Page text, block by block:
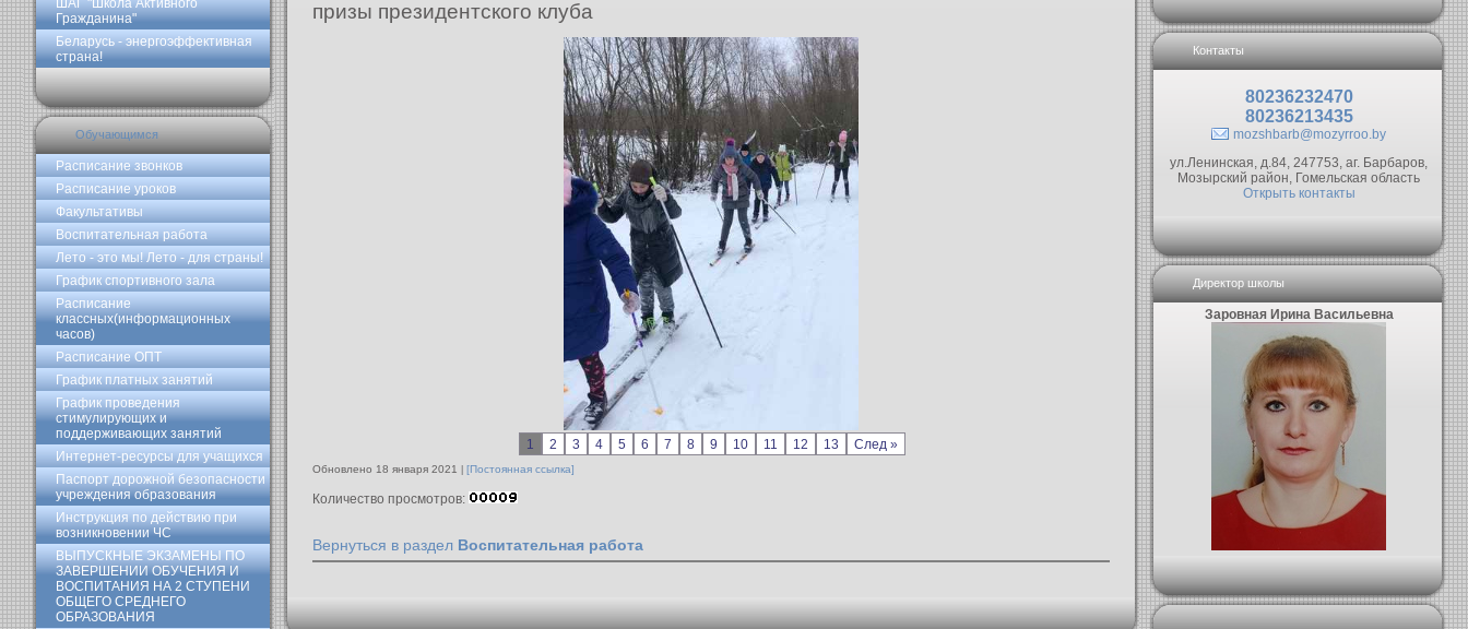
ШАГ "Школа Активного
Гражданина"
Беларусь - энергоэффективная
страна!
Обучающимся
Расписание звонков
Расписание уроков
Факультативы
Воспитательная работа
Лето - это мы! Лето - для страны!
График спортивного зала
Расписание
классных(информационных
часов)
Расписание ОПТ
График платных занятий
График проведения
стимулирующих и
поддерживающих занятий
Интернет-ресурсы для учащихся
Паспорт дорожной безопасности
учреждения образования
Инструкция по действию при
возникновении ЧС
ВЫПУСКНЫЕ ЭКЗАМЕНЫ ПО
ЗАВЕРШЕНИИ ОБУЧЕНИЯ И
ВОСПИТАНИЯ НА 2 СТУПЕНИ
ОБЩЕГО СРЕДНЕГО
ОБРАЗОВАНИЯ
призы президентского клуба
1 2 3 4 5 6 7 8 9 10 11 12 13 След »
Обновлено 18 января 2021 [Постоянная ссылка]
Количество просмотров:
Вернуться в раздел Воспитательная работа
Контакты
80236232470
80236213435
mozshbarb@mozyrroo.by
ул.Ленинская, д.84, 247753, аг. Барбаров,
Мозырский район, Гомельская область
Открыть контакты
Директор школы
Заровная Ирина Васильевна